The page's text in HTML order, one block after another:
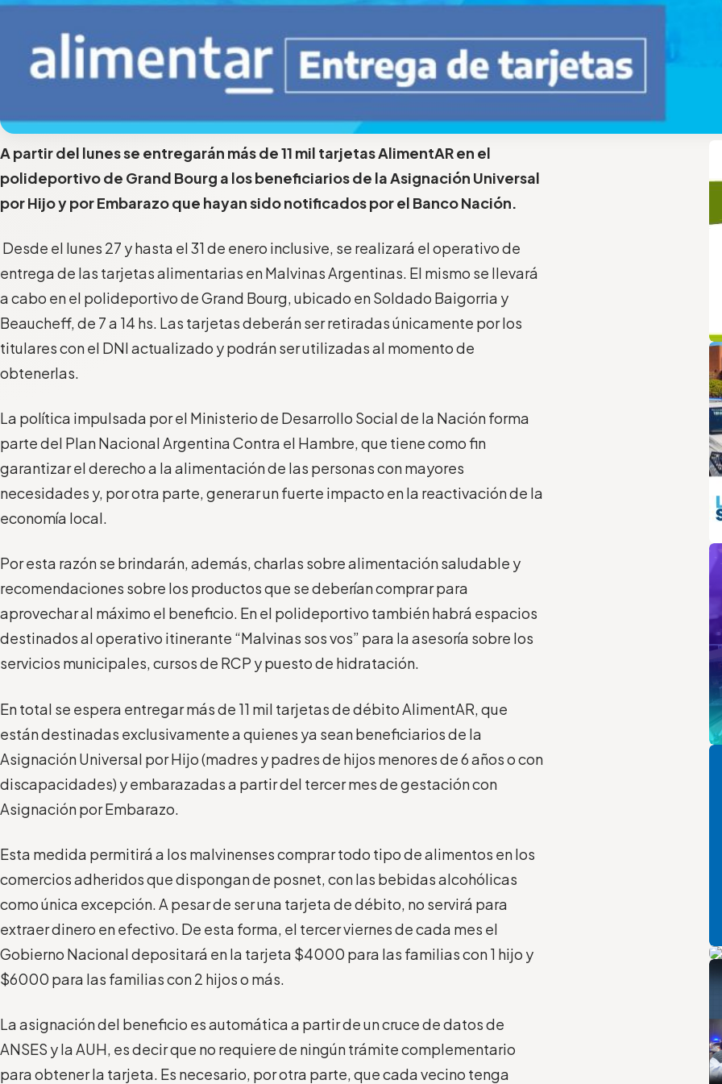
A partir del lunes se entregarán más de 11 mil tarjetas AlimentAR en el
polideportivo de Grand Bourg a los beneficiarios de la Asignación Universal
por Hijo y por Embarazo que hayan sido notificados por el Banco Nación.
Desde el lunes 27 y hasta el 31 de enero inclusive, se realizará el operativo de
entrega de las tarjetas alimentarias en Malvinas Argentinas. El mismo se llevará
a cabo en el polideportivo de Grand Bourg, ubicado en Soldado Baigorria y
Beaucheff, de 7 a 14 hs. Las tarjetas deberán ser retiradas únicamente por los
titulares con el DNI actualizado y podrán ser utilizadas al momento de
obtenerlas.
La política impulsada por el Ministerio de Desarrollo Social de la Nación forma
parte del Plan Nacional Argentina Contra el Hambre, que tiene como fin
garantizar el derecho a la alimentación de las personas con mayores
necesidades y, por otra parte, generar un fuerte impacto en la reactivación de la
economía local.
Por esta razón se brindarán, además, charlas sobre alimentación saludable y
recomendaciones sobre los productos que se deberían comprar para
aprovechar al máximo el beneficio. En el polideportivo también habrá espacios
destinados al operativo itinerante “Malvinas sos vos” para la asesoría sobre los
servicios municipales, cursos de RCP y puesto de hidratación.
En total se espera entregar más de 11 mil tarjetas de débito AlimentAR, que
están destinadas exclusivamente a quienes ya sean beneficiarios de la
Asignación Universal por Hijo (madres y padres de hijos menores de 6 años o con
discapacidades) y embarazadas a partir del tercer mes de gestación con
Asignación por Embarazo.
Esta medida permitirá a los malvinenses comprar todo tipo de alimentos en los
comercios adheridos que dispongan de posnet, con las bebidas alcohólicas
como única excepción. A pesar de ser una tarjeta de débito, no servirá para
extraer dinero en efectivo. De esta forma, el tercer viernes de cada mes el
Gobierno Nacional depositará en la tarjeta $4000 para las familias con 1 hijo y
$6000 para las familias con 2 hijos o más.
La asignación del beneficio es automática a partir de un cruce de datos de
ANSES y la AUH, es decir que no requiere de ningún trámite complementario
para obtener la tarjeta. Es necesario, por otra parte, que cada vecino tenga